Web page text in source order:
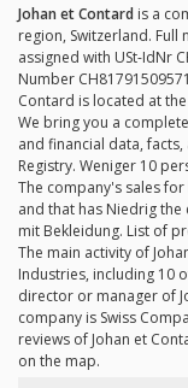
Johan et Contard is a
region, Switzerland. Full
assigned with USt-IdNr
Number
Contard is located at
We bring you a
and financial data,
Registry. Weniger 10
The company's sales
and that has Niedrig
mit Bekleidung. List of
The main activity of
Industries, including 10
director or manager of
company is Swiss
reviews of Johan et
on the map.